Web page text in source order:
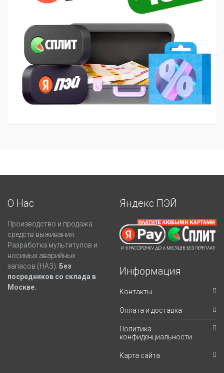
О Нас
Производство и продажа
средств выживания.
Разработка мультитулов и
носимых аварийных
запасов (НАЗ).
Без
посредников со склада в
Москве.
Яндекс ПЭЙ
Информация
Контакты
Оплата и доставка
Политика
конфиденциальности
Карта сайта